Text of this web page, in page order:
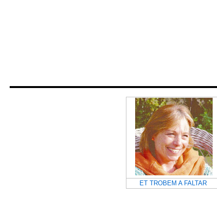
ET TROBEM A FALTAR